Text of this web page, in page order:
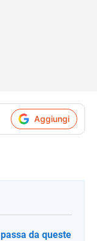
Aggiungi
da queste